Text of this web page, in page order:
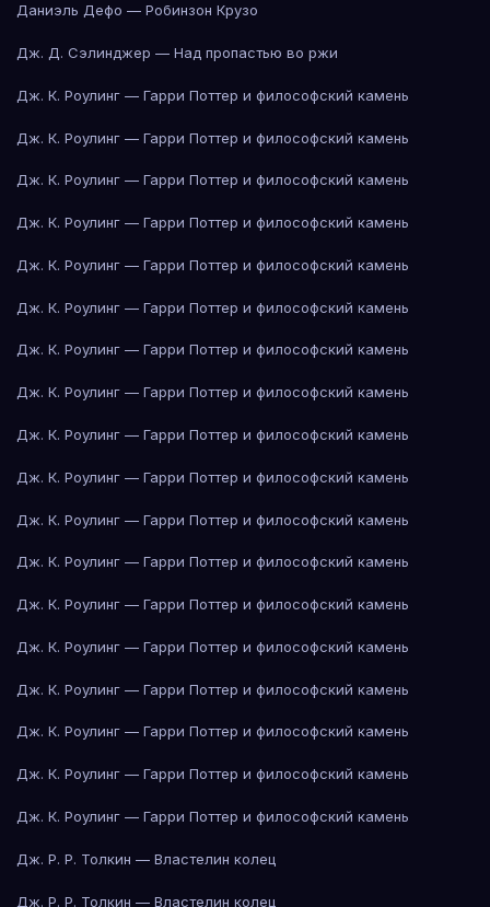
Даниэль Дефо — Робинзон Крузо
Дж. Д. Сэлинджер — Над пропастью во ржи
Дж. К. Роулинг — Гарри Поттер и философский камень
Дж. К. Роулинг — Гарри Поттер и философский камень
Дж. К. Роулинг — Гарри Поттер и философский камень
Дж. К. Роулинг — Гарри Поттер и философский камень
Дж. К. Роулинг — Гарри Поттер и философский камень
Дж. К. Роулинг — Гарри Поттер и философский камень
Дж. К. Роулинг — Гарри Поттер и философский камень
Дж. К. Роулинг — Гарри Поттер и философский камень
Дж. К. Роулинг — Гарри Поттер и философский камень
Дж. К. Роулинг — Гарри Поттер и философский камень
Дж. К. Роулинг — Гарри Поттер и философский камень
Дж. К. Роулинг — Гарри Поттер и философский камень
Дж. К. Роулинг — Гарри Поттер и философский камень
Дж. К. Роулинг — Гарри Поттер и философский камень
Дж. К. Роулинг — Гарри Поттер и философский камень
Дж. К. Роулинг — Гарри Поттер и философский камень
Дж. К. Роулинг — Гарри Поттер и философский камень
Дж. К. Роулинг — Гарри Поттер и философский камень
Дж. Р. Р. Толкин — Властелин колец
Дж. Р. Р. Толкин — Властелин колец